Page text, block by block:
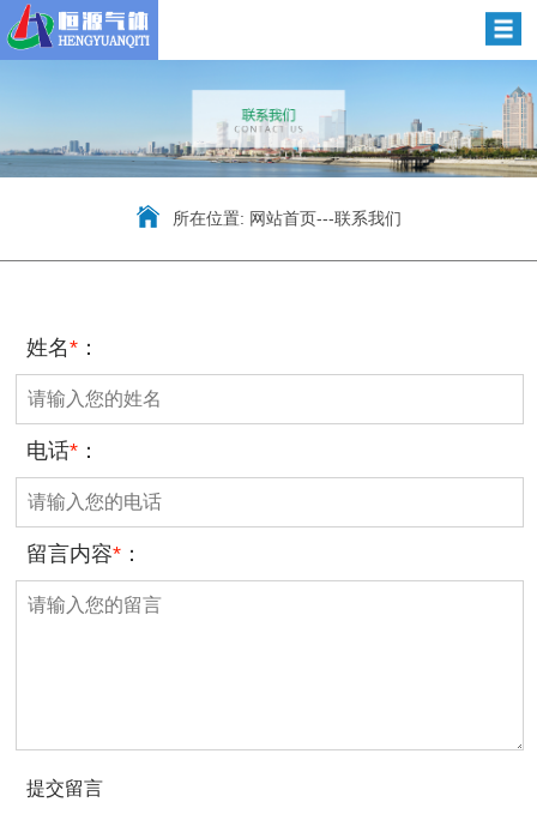
所在位置: 网站首页---联系我们
姓名*：
电话*：
留言内容*：